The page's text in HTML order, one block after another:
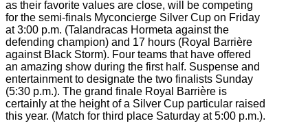
as their favorite values ​​are close, will be competing
for the semi-finals Myconcierge Silver Cup on Friday
at 3:00 p.m. (Talandracas Hormeta against the
defending champion) and 17 hours (Royal Barrière
against Black Storm). Four teams that have offered
an amazing show during the first half. Suspense and
entertainment to designate the two finalists Sunday
(5:30 p.m.). The grand finale Royal Barrière is
certainly at the height of a Silver Cup particular raised
this year. (Match for third place Saturday at 5:00 p.m.).